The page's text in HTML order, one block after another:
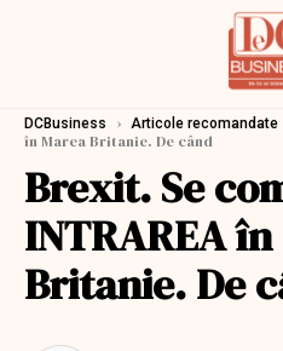
DCBusiness › Articole recomandate
în Marea Britanie. De când
Brexit. Se
INTRAREA
Britanie. De